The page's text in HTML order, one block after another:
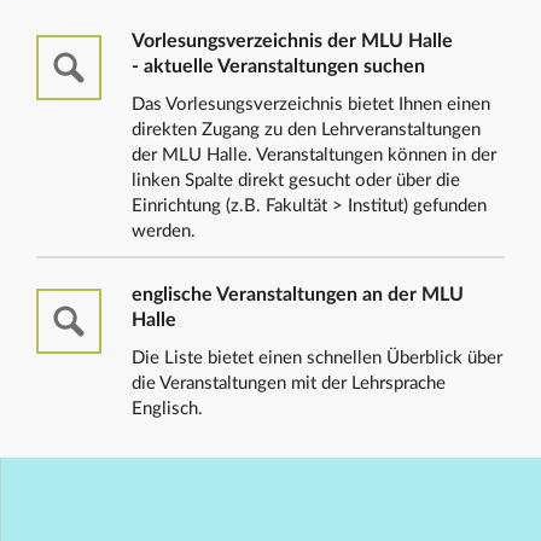
Vorlesungsverzeichnis der MLU Halle
- aktuelle Veranstaltungen suchen
Das Vorlesungsverzeichnis bietet Ihnen einen
direkten Zugang zu den Lehrveranstaltungen
der MLU Halle. Veranstaltungen können in der
linken Spalte direkt gesucht oder über die
Einrichtung (z.B. Fakultät > Institut) gefunden
werden.
englische Veranstaltungen an der MLU
Halle
Die Liste bietet einen schnellen Überblick über
die Veranstaltungen mit der Lehrsprache
Englisch.